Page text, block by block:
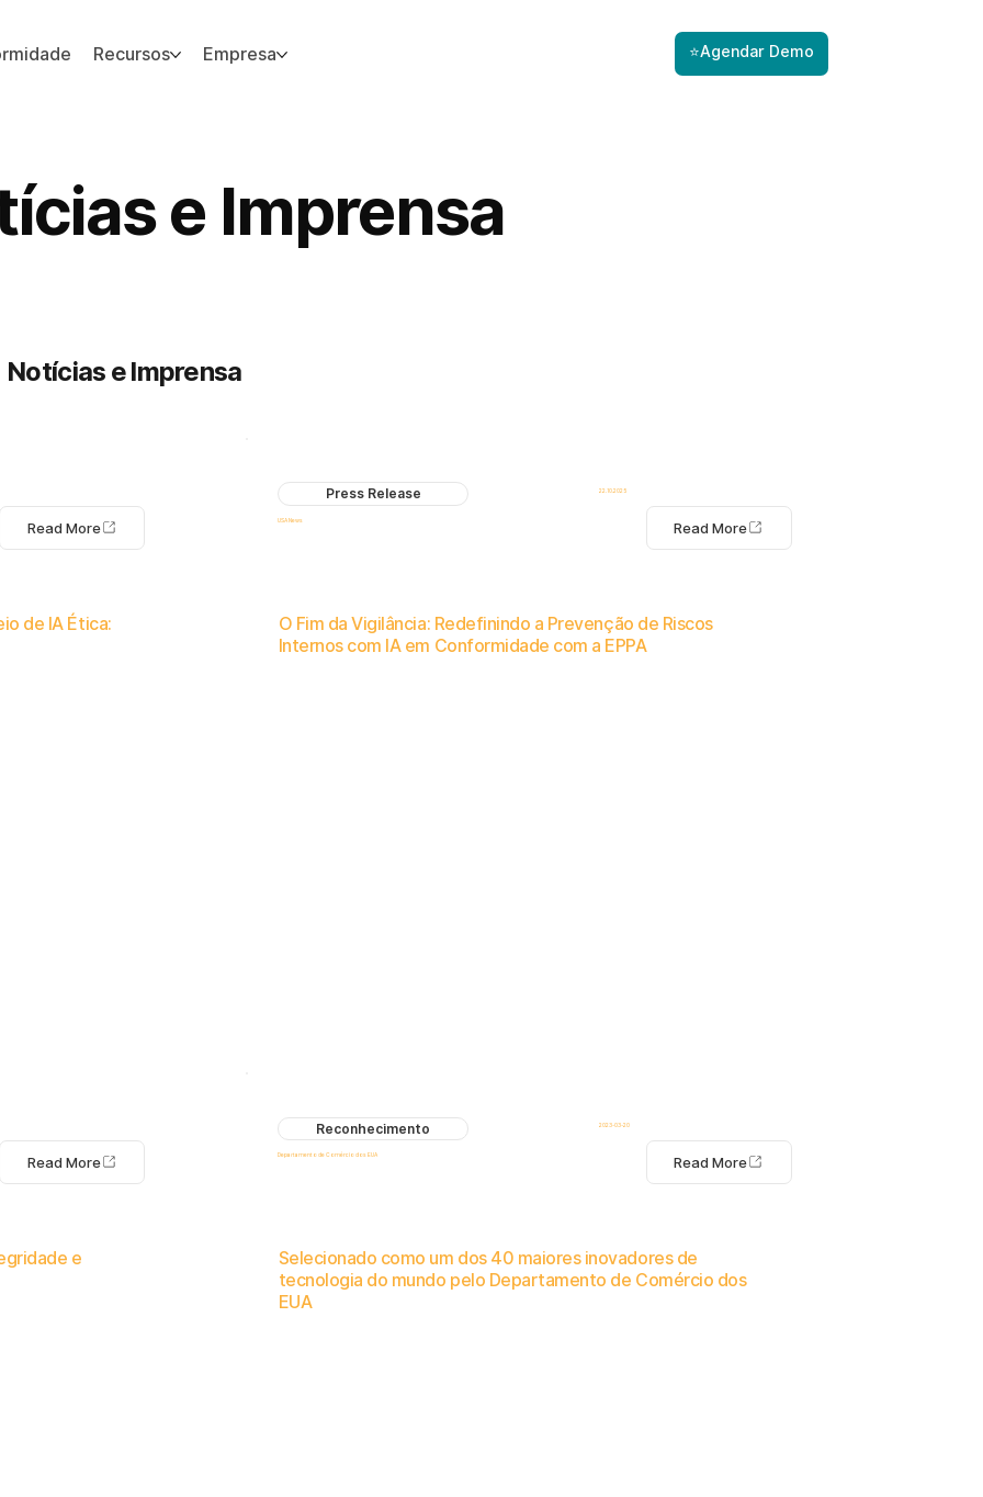
Recursos Empresa ⭐Agendar Demo
e Imprensa
Notícias e Imprensa
Read More
de IA Ética:
Press Release 22.10.2025
USA News Read More
O Fim da Vigilância: Redefinindo a Prevenção de Riscos
Internos com IA em Conformidade com a EPPA
Read More
e
Reconhecimento 2023-03-20
Departamento de Comércio dos EUA Read More
Selecionado como um dos 40 maiores inovadores de
tecnologia do mundo pelo Departamento de Comércio dos
EUA